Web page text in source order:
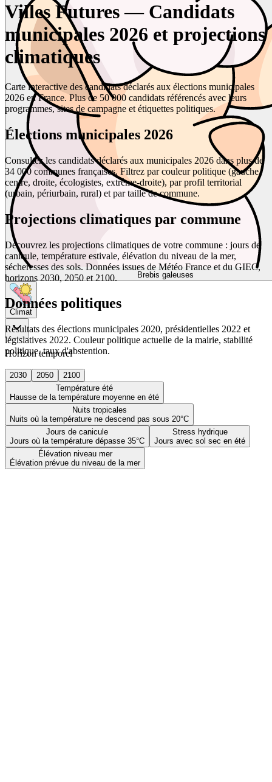
Brebis galeuses
Climat
Horizon temporel
2030 2050
2100
Température été
Hausse de la température moyenne en été
Nuits tropicales
Nuits où la température ne descend pas sous 20°C
Jours de canicule
Jours où la température dépasse 35°C
Stress hydrique
Jours avec sol sec en été
Élévation niveau mer
Élévation prévue du niveau de la mer
Villes Futures — Candidats
municipales 2026 et projections
climatiques
Carte interactive des candidats déclarés aux élections municipales
2026 en France. Plus de 50 000 candidats référencés avec leurs
programmes, sites de campagne et étiquettes politiques.
Élections municipales 2026
Consultez les candidats déclarés aux municipales 2026 dans plus de
34 000 communes françaises. Filtrez par couleur politique (gauche,
centre, droite, écologistes, extrême-droite), par profil territorial
(urbain, périurbain, rural) et par taille de commune.
Projections climatiques par commune
Découvrez les projections climatiques de votre commune : jours de
canicule, température estivale, élévation du niveau de la mer,
sécheresses des sols. Données issues de Météo France et du GIEC,
horizons 2030, 2050 et 2100.
Données politiques
Résultats des élections municipales 2020, présidentielles 2022 et
législatives 2022. Couleur politique actuelle de la mairie, stabilité
politique, taux d'abstention.